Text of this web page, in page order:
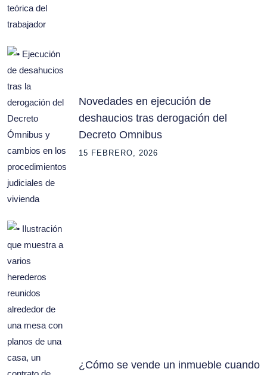
Novedades en ejecución de
deshaucios tras derogación del
Decreto Omnibus
15 FEBRERO, 2026
¿Cómo se vende un inmueble cuando